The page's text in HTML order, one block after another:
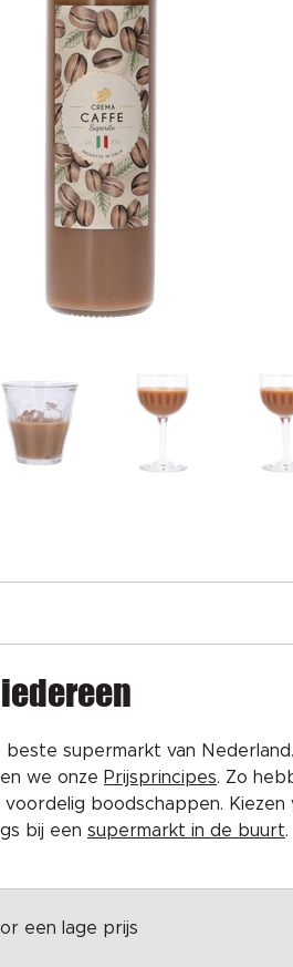
beste supermarkt van
we onze Prijsprincipes. Zo
voordelig boodschappen.
bij een supermarkt in de buurt.
een lage prijs